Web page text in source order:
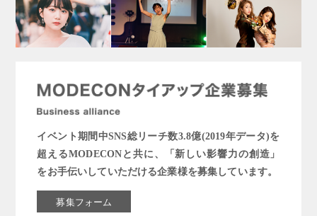
イベント期間中SNS総リーチ数3.8億(2019年データ)を
超えるMODECONと共に、「新しい影響力の創造」
をお手伝いしていただける企業様を募集しています。
募集フォーム